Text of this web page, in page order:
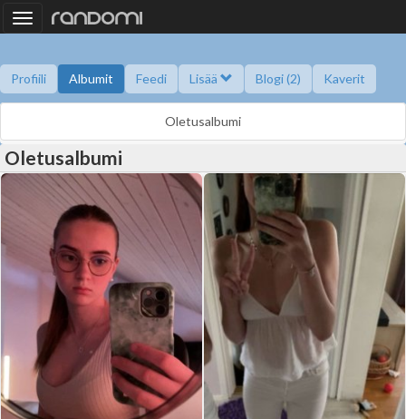
Toggle
navigation
Profiili Albumit Feedi Lisää Blogi (2) Kaverit
Kaverikirja
Oletusalbumi
Oletusalbumi